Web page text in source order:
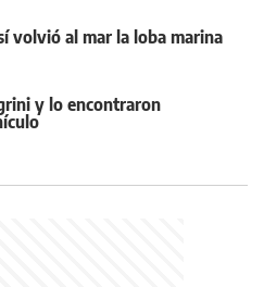
volvió al mar la loba marina
y lo encontraron